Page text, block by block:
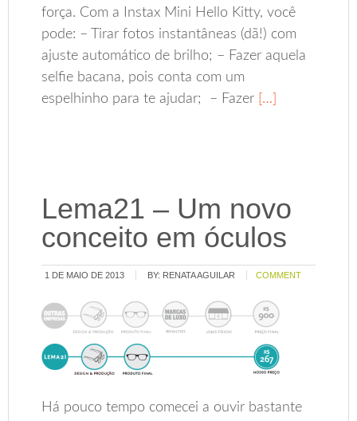
força. Com a Instax Mini Hello Kitty, você
pode: – Tirar fotos instantâneas (dã!) com
ajuste automático de brilho; – Fazer aquela
selfie bacana, pois conta com um
espelhinho para te ajudar; – Fazer […]
Lema21 – Um novo
conceito em óculos
1 DE MAIO DE 2013 BY: RENATA AGUILAR COMMENT
Há pouco tempo comecei a ouvir bastante